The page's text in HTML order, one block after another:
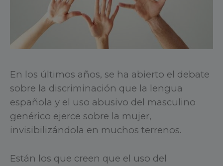
En los últimos años, se ha abierto el debate
sobre la discriminación que la lengua
española y el uso abusivo del masculino
genérico ejerce sobre la mujer,
invisibilizándola en muchos terrenos.
Están los que creen que el uso del